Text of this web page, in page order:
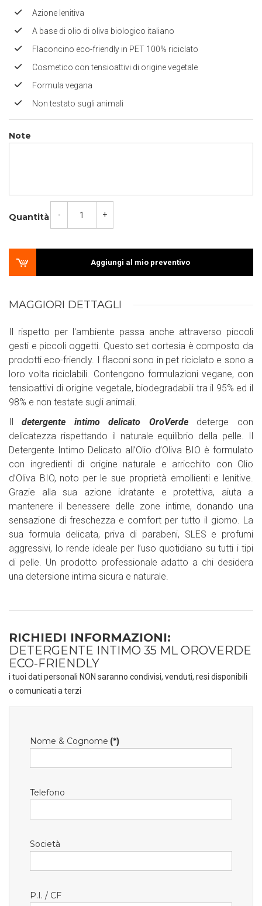
Azione lenitiva
A base di olio di oliva biologico italiano
Flaconcino eco-friendly in PET 100% riciclato
Cosmetico con tensioattivi di origine vegetale
Formula vegana
Non testato sugli animali
Note
Quantità - +
Aggiungi al mio preventivo
MAGGIORI DETTAGLI
Il rispetto per l'ambiente passa anche attraverso piccoli
gesti e piccoli oggetti. Questo set cortesia è composto da
prodotti eco-friendly. I flaconi sono in pet riciclato e sono a
loro volta riciclabili. Contengono formulazioni vegane, con
tensioattivi di origine vegetale, biodegradabili tra il 95% ed il
98% e non testate sugli animali.
Il detergente intimo delicato OroVerde deterge con
delicatezza rispettando il naturale equilibrio della pelle. Il
Detergente Intimo Delicato all’Olio d’Oliva BIO è formulato
con ingredienti di origine naturale e arricchito con Olio
d’Oliva BIO, noto per le sue proprietà emollienti e lenitive.
Grazie alla sua azione idratante e protettiva, aiuta a
mantenere il benessere delle zone intime, donando una
sensazione di freschezza e comfort per tutto il giorno. La
sua formula delicata, priva di parabeni, SLES e profumi
aggressivi, lo rende ideale per l’uso quotidiano su tutti i tipi
di pelle. Un prodotto professionale adatto a chi desidera
una detersione intima sicura e naturale.
RICHIEDI INFORMAZIONI:
DETERGENTE INTIMO 35 ML OROVERDE
ECO-FRIENDLY
i tuoi dati personali NON saranno condivisi, venduti, resi disponibili
o comunicati a terzi
Nome & Cognome (*)
Telefono
Società
P.I. / CF